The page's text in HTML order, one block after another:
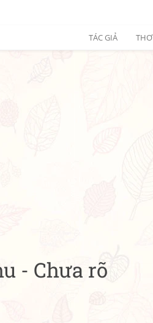
TÁC GIẢ THƠ
- Chưa rõ